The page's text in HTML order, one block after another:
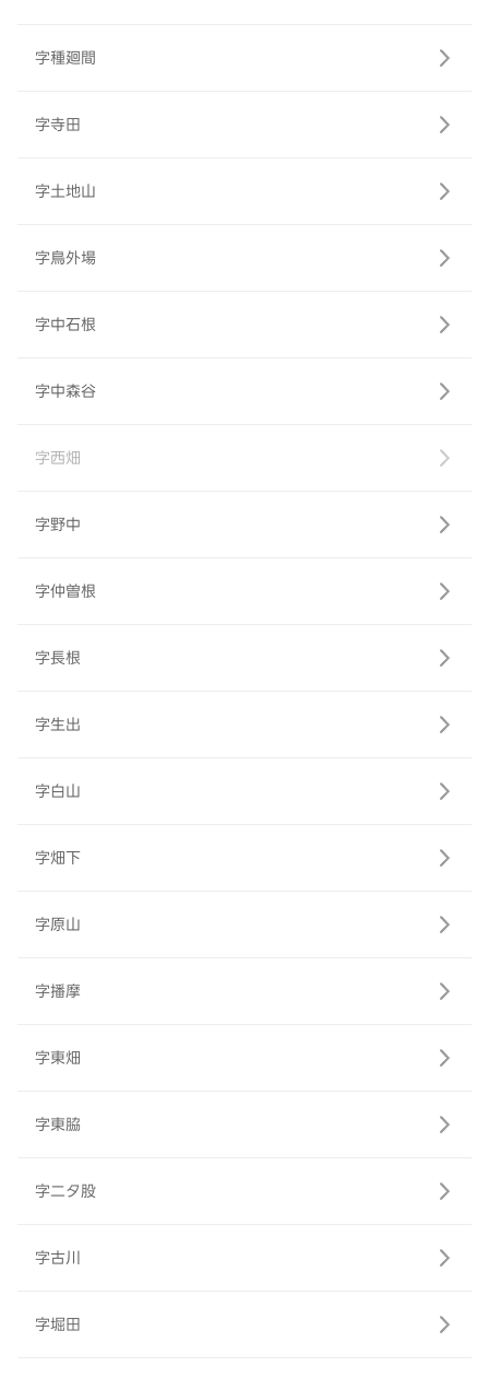
字種廻間
字寺田
字土地山
字鳥外場
字中石根
字中森谷
字西畑
字野中
字仲曽根
字長根
字生出
字白山
字畑下
字原山
字播摩
字東畑
字東脇
字二タ股
字古川
字堀田